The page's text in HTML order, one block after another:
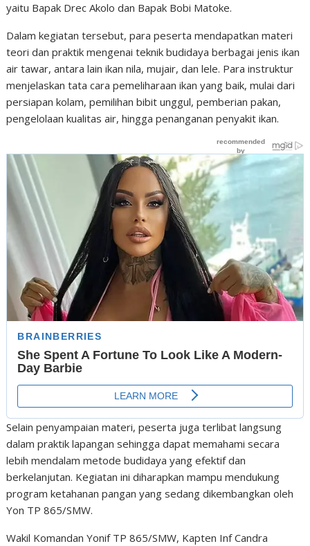
yaitu Bapak Drec Akolo dan Bapak Bobi Matoke.
Dalam kegiatan tersebut, para peserta mendapatkan materi
teori dan praktik mengenai teknik budidaya berbagai jenis ikan
air tawar, antara lain ikan nila, mujair, dan lele. Para instruktur
menjelaskan tata cara pemeliharaan ikan yang baik, mulai dari
persiapan kolam, pemilihan bibit unggul, pemberian pakan,
pengelolaan kualitas air, hingga penanganan penyakit ikan.
Selain penyampaian materi, peserta juga terlibat langsung
dalam praktik lapangan sehingga dapat memahami secara
lebih mendalam metode budidaya yang efektif dan
berkelanjutan. Kegiatan ini diharapkan mampu mendukung
program ketahanan pangan yang sedang dikembangkan oleh
Yon TP 865/SMW.
Wakil Komandan Yonif TP 865/SMW, Kapten Inf Candra